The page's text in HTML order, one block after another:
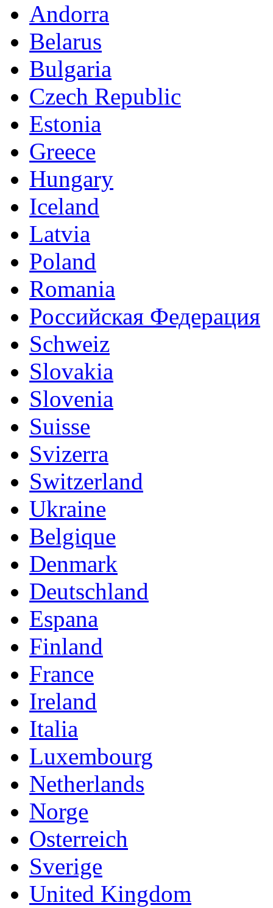
Andorra
Belarus
Bulgaria
Czech Republic
Estonia
Greece
Hungary
Iceland
Latvia
Poland
Romania
Российская Федерация
Schweiz
Slovakia
Slovenia
Suisse
Svizerra
Switzerland
Ukraine
Belgique
Denmark
Deutschland
Espana
Finland
France
Ireland
Italia
Luxembourg
Netherlands
Norge
Osterreich
Sverige
United Kingdom